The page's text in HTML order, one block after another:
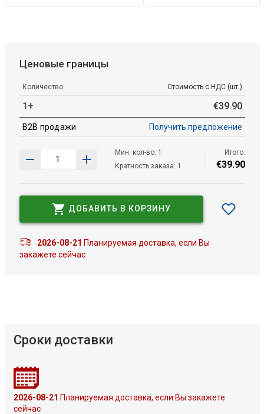
Ценовые границы
Количество Стоимость с НДС (шт.)
1+ €39.90
B2B продажи Получить предложение
Мин. кол-во: 1
Кратность заказа: 1
Итого:
€39.90
ДОБАВИТЬ В КОРЗИНУ
2026-08-21 Планируемая доставка, если Вы
закажете сейчас
Сроки доставки
2026-08-21 Планируемая доставка, если Вы закажете
сейчас